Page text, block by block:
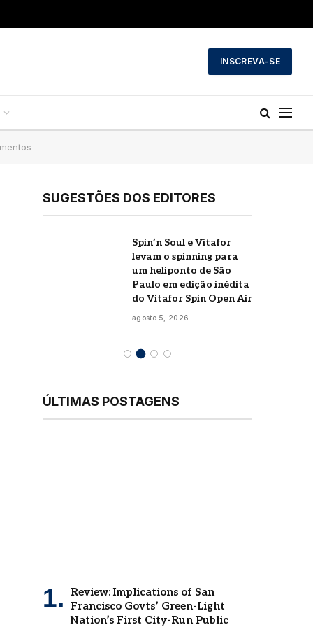
INSCREVA-SE
SUGESTÕES DOS EDITORES
Spin’n Soul e Vitafor
levam o spinning para
um heliponto de São
Paulo em edição inédita
do Vitafor Spin Open Air
agosto 5, 2026
ÚLTIMAS POSTAGENS
Review: Implications of San
Francisco Govts’ Green-Light
Nation’s First City-Run Public